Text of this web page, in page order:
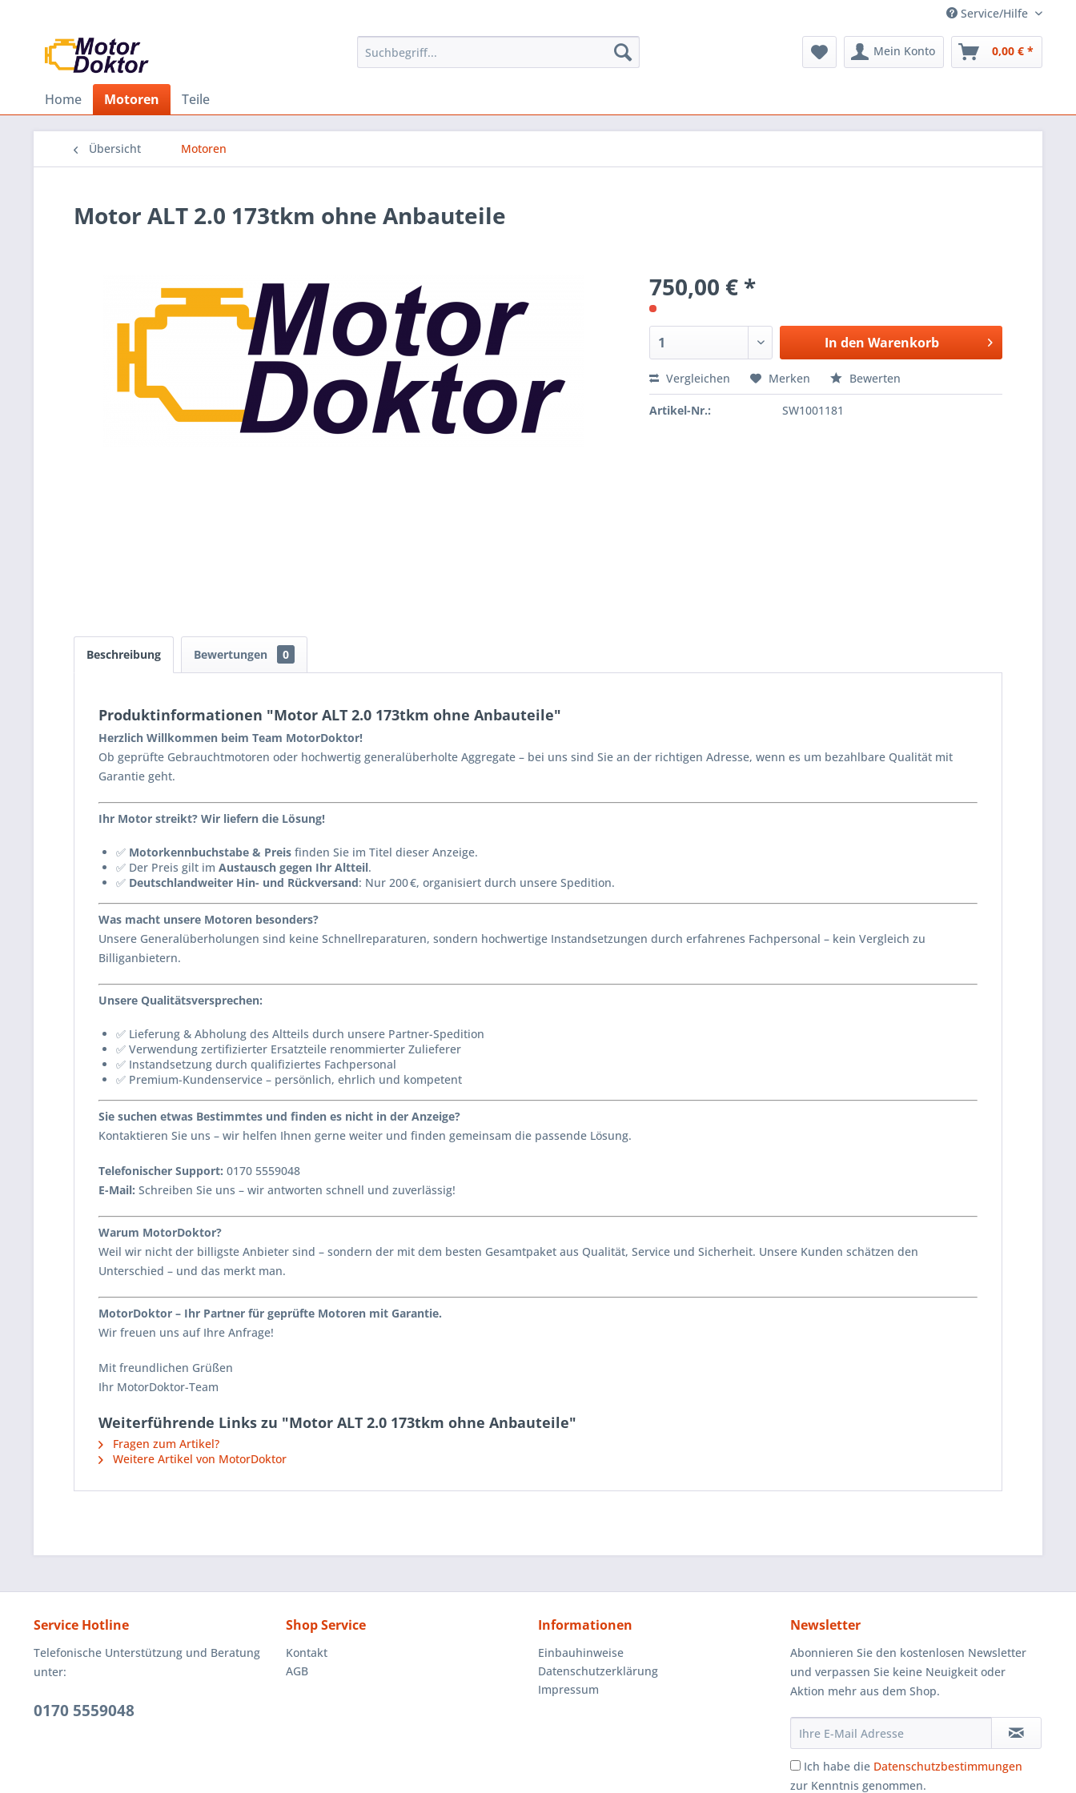
Service/Hilfe
Mein Konto 0,00 € *
Home Motoren Teile
Übersicht Motoren
Motor ALT 2.0 173tkm ohne Anbauteile
750,00 € *
In den Warenkorb
Vergleichen Merken Bewerten
Artikel-Nr.: SW1001181
Beschreibung Bewertungen 0
Produktinformationen "Motor ALT 2.0 173tkm ohne Anbauteile"
Herzlich Willkommen beim Team MotorDoktor!
Ob geprüfte Gebrauchtmotoren oder hochwertig generalüberholte Aggregate – bei uns sind Sie an der richtigen Adresse, wenn es um bezahlbare Qualität mit
Garantie geht.
Ihr Motor streikt? Wir liefern die Lösung!
✅ Motorkennbuchstabe & Preis finden Sie im Titel dieser Anzeige.
✅ Der Preis gilt im Austausch gegen Ihr Altteil.
✅ Deutschlandweiter Hin- und Rückversand: Nur 200 €, organisiert durch unsere Spedition.
Was macht unsere Motoren besonders?
Unsere Generalüberholungen sind keine Schnellreparaturen, sondern hochwertige Instandsetzungen durch erfahrenes Fachpersonal – kein Vergleich zu
Billiganbietern.
Unsere Qualitätsversprechen:
✅ Lieferung & Abholung des Altteils durch unsere Partner-Spedition
✅ Verwendung zertifizierter Ersatzteile renommierter Zulieferer
✅ Instandsetzung durch qualifiziertes Fachpersonal
✅ Premium-Kundenservice – persönlich, ehrlich und kompetent
Sie suchen etwas Bestimmtes und finden es nicht in der Anzeige?
Kontaktieren Sie uns – wir helfen Ihnen gerne weiter und finden gemeinsam die passende Lösung.
Telefonischer Support: 0170 5559048
E-Mail: Schreiben Sie uns – wir antworten schnell und zuverlässig!
Warum MotorDoktor?
Weil wir nicht der billigste Anbieter sind – sondern der mit dem besten Gesamtpaket aus Qualität, Service und Sicherheit. Unsere Kunden schätzen den
Unterschied – und das merkt man.
MotorDoktor – Ihr Partner für geprüfte Motoren mit Garantie.
Wir freuen uns auf Ihre Anfrage!
Mit freundlichen Grüßen
Ihr MotorDoktor-Team
Weiterführende Links zu "Motor ALT 2.0 173tkm ohne Anbauteile"
Fragen zum Artikel?
Weitere Artikel von MotorDoktor
Service Hotline
Telefonische Unterstützung und Beratung
unter:
0170 5559048
Shop Service
Kontakt
AGB
Informationen
Einbauhinweise
Datenschutzerklärung
Impressum
Newsletter
Abonnieren Sie den kostenlosen Newsletter
und verpassen Sie keine Neuigkeit oder
Aktion mehr aus dem Shop.
Ich habe die Datenschutzbestimmungen
zur Kenntnis genommen.